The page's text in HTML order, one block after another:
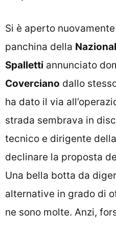
Si è aperto
panchina della
Spalletti annunciato
Coverciano dallo
ha dato il via
strada sembrava in
tecnico e dirigente
declinare la proposta
Una bella botta da
alternative in grado di
ne sono molte. Anzi,